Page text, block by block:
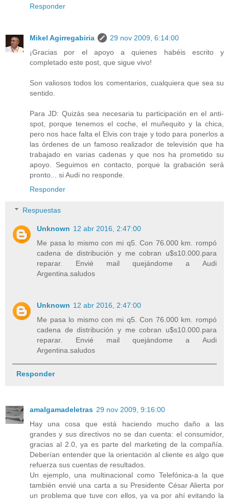
Responder
Mikel Agirregabiria
29 nov 2009, 6:14:00
¡Gracias por el apoyo a quienes habéis escrito y
completado este post, que sigue vivo!
Son valiosos todos los comentarios, cualquiera que sea su
sentido.
Para JD: Quizás sea necesaria tu participación en el anti-
spot, porque tenemos el coche, el muñequito y la chica,
pero nos hace falta el Elvis con traje y todo para ponerlos a
las órdenes de un famoso realizador de televisión que ha
trabajado en varias cadenas y que nos ha prometido su
apoyo. Seguimos en contacto, porque la grabación será
pronto... si Audi no responde.
Responder
Respuestas
Unknown 12 abr 2016, 2:47:00
Me pasa lo mismo con mi q5. Con 76.000 km. rompó
cadena de distribución y me cobran u$s10.000.para
reparar. Envié mail quejándome a Audi
Argentina.saludos
Unknown 12 abr 2016, 2:47:00
Me pasa lo mismo con mi q5. Con 76.000 km. rompó
cadena de distribución y me cobran u$s10.000.para
reparar. Envié mail quejándome a Audi
Argentina.saludos
Responder
amalgamadeletras 29 nov 2009, 9:16:00
Hay una cosa que está haciendo mucho daño a las
grandes y sus directivos no se dan cuenta: el consumidor,
gracias al 2.0, ya es parte del marketing de la compañía.
Deberían entender que la orientación al cliente es algo que
refuerza sus cuentas de resultados.
Un ejemplo, una multinacional como Telefónica-a la que
también envié una carta a su Presidente César Alierta por
un problema que tuve con ellos, ya va por ahí evitando la